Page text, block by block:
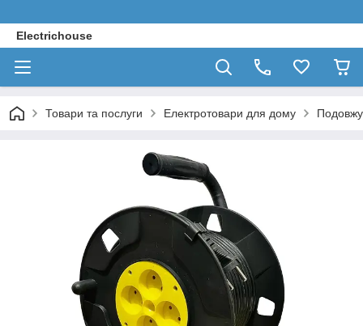
Electrichouse
Товари та послуги Електротовари для дому